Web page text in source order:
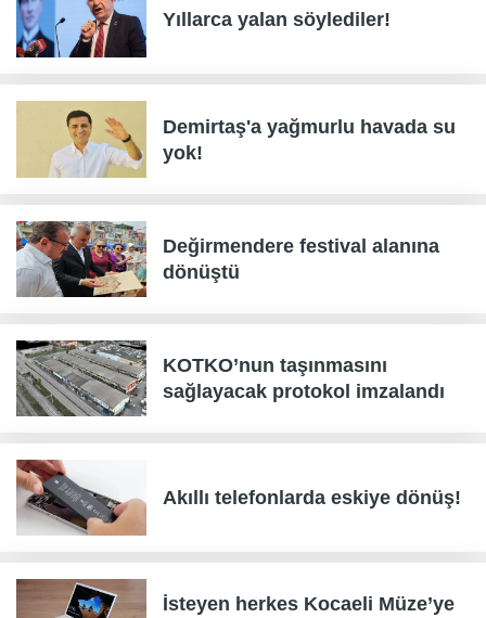
Yıllarca yalan söylediler!
Demirtaş'a yağmurlu havada su
yok!
Değirmendere festival alanına
dönüştü
KOTKO’nun taşınmasını
sağlayacak protokol imzalandı
Akıllı telefonlarda eskiye dönüş!
İsteyen herkes Kocaeli Müze’ye